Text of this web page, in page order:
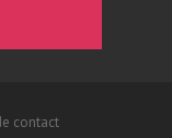
contact